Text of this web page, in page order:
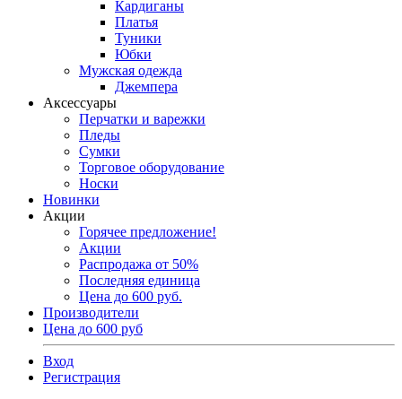
Кардиганы
Платья
Туники
Юбки
Мужская одежда
Джемпера
Аксессуары
Перчатки и варежки
Пледы
Сумки
Торговое оборудование
Носки
Новинки
Акции
Горячее предложение!
Акции
Распродажа от 50%
Последняя единица
Цена до 600 руб.
Производители
Цена до 600 руб
Вход
Регистрация